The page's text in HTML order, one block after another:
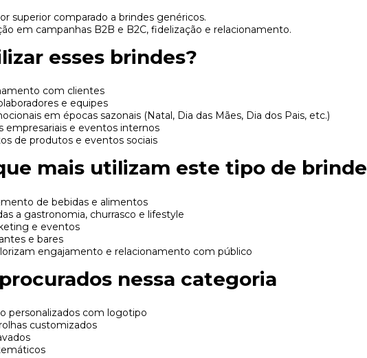
superior comparado a brindes genéricos.
em campanhas B2B e B2C, fidelização e relacionamento.
esses brindes?
com clientes
e equipes
em épocas sazonais (Natal, Dia das Mães, Dia dos Pais, etc.)
empresariais e eventos internos
de produtos e eventos sociais
mais utilizam este tipo de brinde
de bebidas e alimentos
a gastronomia, churrasco e lifestyle
e eventos
e bares
engajamento e relacionamento com público
nessa categoria
personalizados com logotipo
customizados